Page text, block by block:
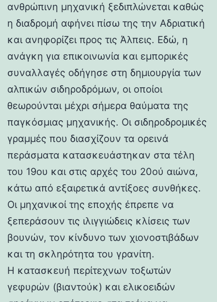
ανθρώπινη μηχανική ξεδιπλώνεται καθώς
η διαδρομή αφήνει πίσω της την Αδριατική
και ανηφορίζει προς τις Άλπεις. Εδώ, η
ανάγκη για επικοινωνία και εμπορικές
συναλλαγές οδήγησε στη δημιουργία των
αλπικών σιδηροδρόμων, οι οποίοι
θεωρούνται μέχρι σήμερα θαύματα της
παγκόσμιας μηχανικής. Οι σιδηροδρομικές
γραμμές που διασχίζουν τα ορεινά
περάσματα κατασκευάστηκαν στα τέλη
του 19ου και στις αρχές του 20ού αιώνα,
κάτω από εξαιρετικά αντίξοες συνθήκες.
Οι μηχανικοί της εποχής έπρεπε να
ξεπεράσουν τις ιλιγγιώδεις κλίσεις των
βουνών, τον κίνδυνο των χιονοστιβάδων
και τη σκληρότητα του γρανίτη.
Η κατασκευή περίτεχνων τοξωτών
γεφυρών (βιαντούκ) και ελικοειδών